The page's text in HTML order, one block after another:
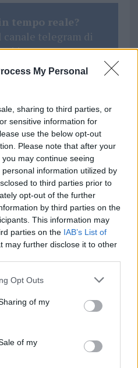
My Personal
sharing to third parties, or
sensitive information for
use the below opt-out
Please note that after your
may continue seeing
information utilized by
to third parties prior to
opt-out of the further
by third parties on the
This information may
parties on the IAB’s List of
may further disclose it to other
uses one or more Google
behaviour. You may click to
and its third-party tags to
purposes in below Google
Opt Outs
of my
of my
tempo reale?
canale telegram di
ultime news
News
S
h
a
re
precedente
articolo
l’Attestazione SOA in Italia: